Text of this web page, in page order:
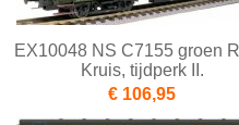
EX10048 NS C7155 groen
Kruis, tijdperk II.
€ 106,95